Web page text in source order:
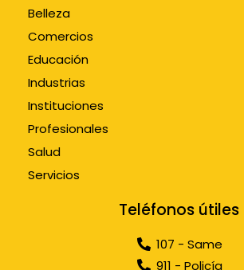
Belleza
Comercios
Educación
Industrias
Instituciones
Profesionales
Salud
Servicios
Teléfonos útiles
107 - Same
911 - Policía